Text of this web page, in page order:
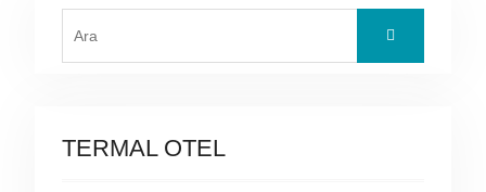
TERMAL OTEL